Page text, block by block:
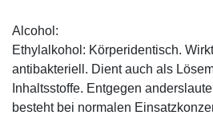
Alcohol:
Ethylalkohol: Körperidentisch.
antibakteriell. Dient auch als
Inhaltsstoffe. Entgegen
besteht bei normalen